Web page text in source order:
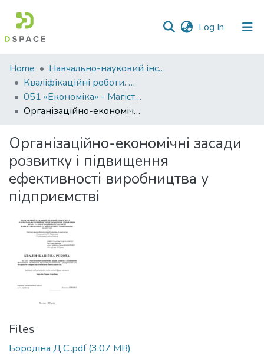
Log In (current)
Communities
&
Collections
All of DSpace
Statistics
Home
Навчально-науковий інститут економіки, управління, права та інформаційних технологій
Кваліфікаційні роботи. ННІ економіки, управління, права та ІТ
051 «Економіка» - Магістри 2023-2024
Організаційно-економічні засади розвитку і підвищення ефективності виробництва у підприємстві
Організаційно-економічні засади
розвитку і підвищення
ефективності виробництва у
підприємстві
Files
Бородіна Д.С..pdf(3.07 MB)